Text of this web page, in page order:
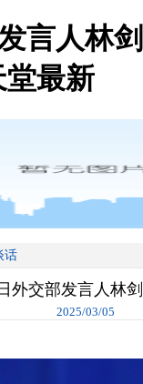
言人林剑
最新
话
外交部发言人林
2025/03/05